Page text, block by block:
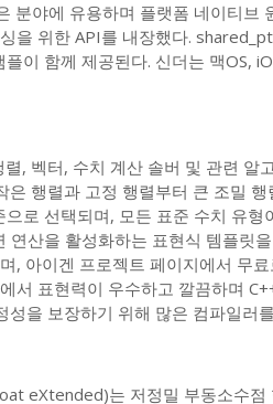
분야에 유용하며 플랫폼 네이티
을 위한 API를 내장했다.
이 함께 제공된다. 신더는 맥OS,
, 벡터, 수치 계산 솔버 및 관련 알
은 행렬과 고정 행렬부터 큰 조밀
로 선택되며, 모든 표준 수치 유
연산을 활성화하는 표현식 템플릿
, 아이겐 프로젝트 페이지에서 무
서 표현력이 우수하고 깔끔하며
성을 보장하기 위해 많은 컴파일러
eXtended)는 저정밀 부동소수